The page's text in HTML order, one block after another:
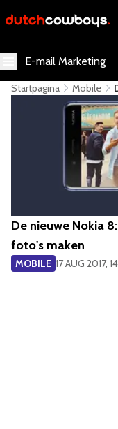
E-mail Marketing
Startpagina Mobile
De nieuwe Nokia
foto's maken
MOBILE 17 AUG 2017,